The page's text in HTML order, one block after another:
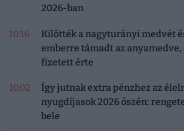
2026-ban
10:16
Kilőtték a nagyturányi medvét
emberre támadt az
fizetett érte
10:02
Így jutnak extra pénzhez az
nyugdíjasok 2026 őszén:
bele